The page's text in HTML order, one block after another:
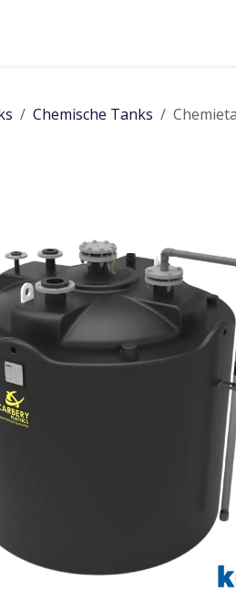
Chemische Tanks